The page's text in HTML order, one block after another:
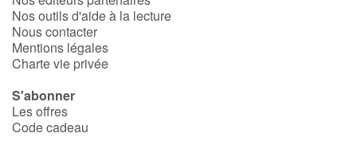
Nos outils d'aide à la lecture
Nous contacter
Mentions légales
Charte vie privée
S'abonner
Les offres
Code cadeau